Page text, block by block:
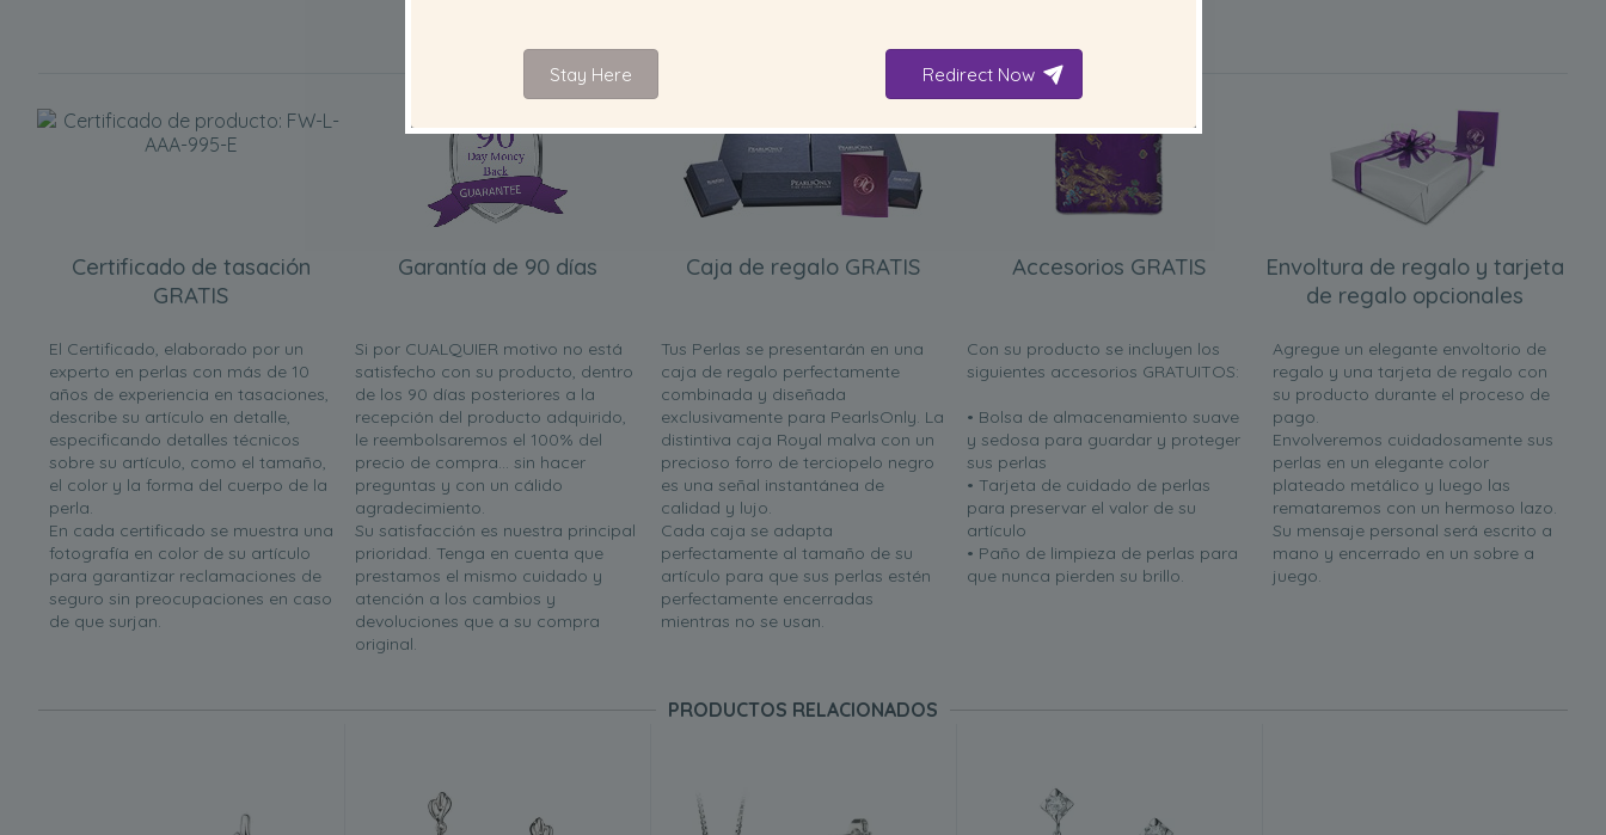
INCLUIDO CON SU PRODUCTO
Certificado de tasación
GRATIS
El Certificado, elaborado por un
experto en perlas con más de 10
años de experiencia en tasaciones,
describe su artículo en detalle,
especificando detalles técnicos
sobre su artículo, como el tamaño,
el color y la forma del cuerpo de la
perla.
En cada certificado se muestra una
fotografía en color de su artículo
para garantizar reclamaciones de
seguro sin preocupaciones en caso
de que surjan.
Garantía de 90 días
Si por CUALQUIER motivo no está
satisfecho con su producto, dentro
de los 90 días posteriores a la
recepción del producto adquirido,
le reembolsaremos el 100% del
precio de compra... sin hacer
preguntas y con un cálido
agradecimiento.
Su satisfacción es nuestra principal
prioridad. Tenga en cuenta que
prestamos el mismo cuidado y
atención a los cambios y
devoluciones que a su compra
original.
Caja de regalo GRATIS
Tus Perlas se presentarán en una
caja de regalo perfectamente
combinada y diseñada
exclusivamente para PearlsOnly. La
distintiva caja Royal malva con un
precioso forro de terciopelo negro
es una señal instantánea de
calidad y lujo.
Cada caja se adapta
perfectamente al tamaño de su
artículo para que sus perlas estén
perfectamente encerradas
mientras no se usan.
Accesorios GRATIS
Con su producto se incluyen los
siguientes accesorios GRATUITOS:
• Bolsa de almacenamiento suave
y sedosa para guardar y proteger
sus perlas
• Tarjeta de cuidado de perlas
para preservar el valor de su
artículo
• Paño de limpieza de perlas para
que nunca pierden su brillo.
Envoltura de regalo y tarjeta
de regalo opcionales
Agregue un elegante envoltorio de
regalo y una tarjeta de regalo con
su producto durante el proceso de
pago.
Envolveremos cuidadosamente sus
perlas en un elegante color
plateado metálico y luego las
remataremos con un hermoso lazo.
Su mensaje personal será escrito a
mano y encerrado en un sobre a
juego.
PRODUCTOS RELACIONADOS
Stay Here Redirect Now